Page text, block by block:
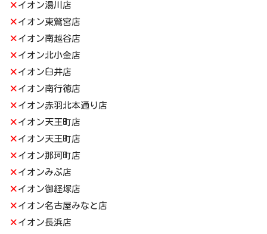
× イオン湯川店
× イオン東鷲宮店
× イオン南越谷店
× イオン北小金店
× イオン臼井店
× イオン南行徳店
× イオン赤羽北本通り店
× イオン天王町店
× イオン天王町店
× イオン那珂町店
× イオンみぶ店
× イオン御経塚店
× イオン名古屋みなと店
× イオン長浜店